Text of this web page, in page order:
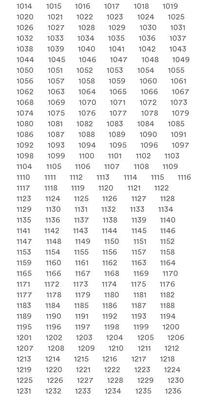
1014
1015 1016 1017 1018
1019
1020
1021 1022 1023 1024
1025
1026
1027 1028 1029 1030
1031
1032
1033 1034 1035 1036
1037
1038
1039 1040 1041 1042
1043
1044
1045 1046 1047 1048
1049
1050
1051 1052 1053 1054
1055
1056
1057 1058 1059 1060
1061
1062
1063 1064 1065 1066
1067
1068
1069 1070 1071 1072
1073
1074
1075 1076 1077 1078
1079
1080
1081 1082 1083 1084
1085
1086
1087 1088 1089 1090
1091
1092
1093 1094 1095 1096
1097
1098
1099 1100 1101 1102
1103
1104
1105 1106 1107 1108
1109
1110
1111 1112 1113 1114 1115
1116
1117
1118 1119 1120 1121
1122
1123
1124 1125 1126 1127
1128
1129
1130 1131 1132 1133
1134
1135
1136 1137 1138 1139
1140
1141
1142 1143 1144 1145
1146
1147
1148 1149 1150 1151
1152
1153
1154 1155 1156 1157
1158
1159
1160 1161 1162 1163
1164
1165
1166 1167 1168 1169
1170
1171
1172 1173 1174 1175
1176
1177
1178 1179 1180 1181
1182
1183
1184 1185 1186 1187
1188
1189
1190 1191 1192 1193
1194
1195
1196 1197 1198 1199
1200
1201
1202 1203 1204 1205
1206
1207
1208 1209 1210 1211
1212
1213
1214 1215 1216 1217
1218
1219
1220 1221 1222 1223
1224
1225
1226 1227 1228 1229
1230
1231
1232 1233 1234 1235
1236